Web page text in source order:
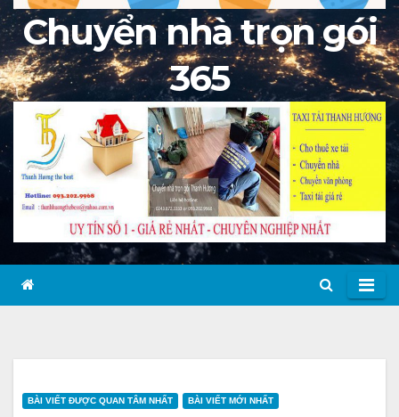
Chuyển nhà trọn gói
365
BÀI VIẾT ĐƯỢC QUAN TÂM NHẤT BÀI VIẾT MỚI NHẤT